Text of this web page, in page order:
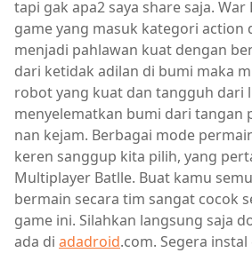
tapi gak apa2 saya share saja. War
game yang masuk kategori action
menjadi pahlawan kuat dengan
dari ketidak adilan di bumi maka
robot yang kuat dan tangguh dari
menyelematkan bumi dari tangan
nan kejam. Berbagai mode
keren sanggup kita pilih, yang
Multiplayer Batlle. Buat kamu
bermain secara tim sangat cocok
game ini. Silahkan langsung saja
ada di adadroid.com. Segera